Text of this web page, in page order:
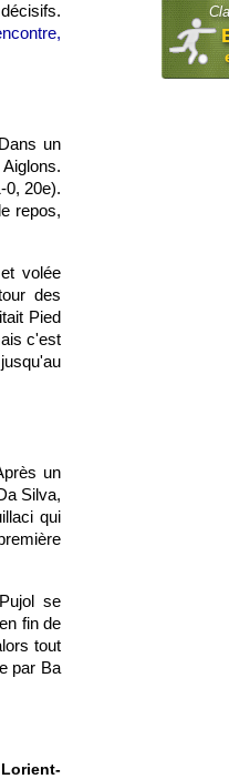
un
0, 20e).
repos,
volée
des
Pied
c'est
un
Silva,
qui
se
fin de
tout
par Ba